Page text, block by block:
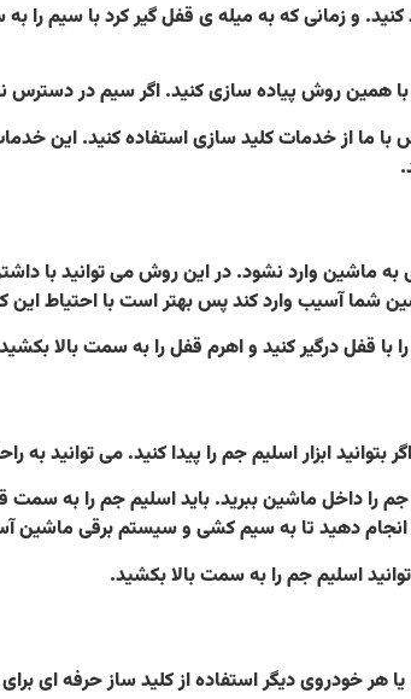
کنید. و زمانی که به میله ی قفل گیر کرد با سیم
با ما از خدمات کلید سازی استفاده کنید. این
ماشین وارد نشود. در این روش می توانید با
شما آسیب وارد کند پس بهتر است با احتیاط این
با قفل درگیر کنید و اهرم قفل را به سمت بالا
ابزار اسلیم جم را پیدا کنید. می توانید
را داخل ماشین ببرید. باید اسلیم جم را به سمت
انجام دهید تا به سیم کشی و سیستم برقی ماشین
اسلیم جم را به سمت بالا بکشید.
بهترین روش و سریع ترین روش برای باز کردن درب پژو 207، یا هر خودروی دیگر